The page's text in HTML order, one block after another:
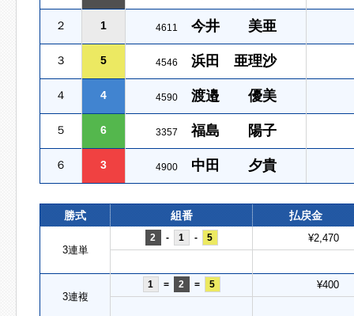
２ 1 4611 今井 美亜
３ 5 4546 浜田 亜理沙
４ 4 4590 渡邉 優美
５ 6 3357 福島 陽子
６ 3 4900 中田 夕貴
勝式 組番 払戻金
3連単
2 - 1 - 5 ¥2,470
3連複
1 = 2 = 5 ¥400